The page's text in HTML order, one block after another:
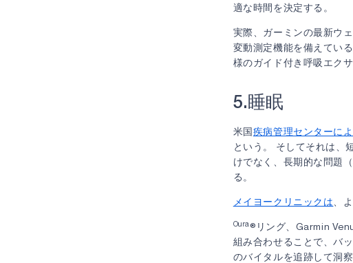
適な時間を決定する。
実際、ガーミンの最新ウ
変動測定機能を備えてい
様のガイド付き呼吸エク
5.睡眠
米国疾病管理センターに
という。 そしてそれは、
けでなく、長期的な問題
る。
メイヨークリニックは 、
Oura®リング、Garmin
組み合わせることで、バ
のバイタルを追跡して洞